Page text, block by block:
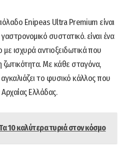
Enipeas Ultra Premium είναι
συστατικό. είναι ένα
ισχυρά αντιοξειδωτικά που
ζωτικότητα. Με κάθε σταγόνα,
το φυσικό κάλλος που
Ελλάδας.
10 καλύτερα τυριά στον κόσμο